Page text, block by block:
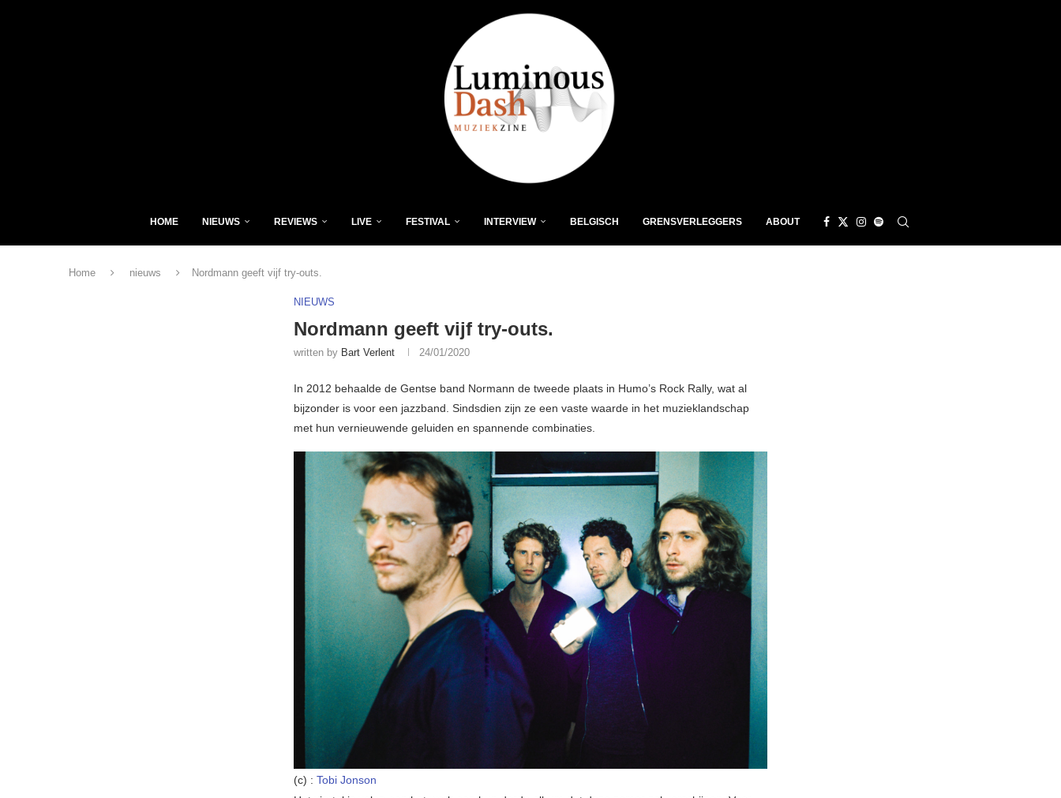
HOME NIEUWS REVIEWS LIVE FESTIVAL INTERVIEW BELGISCH GRENSVERLEGGERS ABOUT
Home nieuws Nordmann geeft vijf try-outs.
NIEUWS
Nordmann geeft vijf try-outs.
written by Bart Verlent 24/01/2020
In 2012 behaalde de Gentse band Normann de tweede plaats in Humo’s Rock Rally, wat al
bijzonder is voor een jazzband. Sindsdien zijn ze een vaste waarde in het muzieklandschap
met hun vernieuwende geluiden en spannende combinaties.
(c) : Tobi Jonson